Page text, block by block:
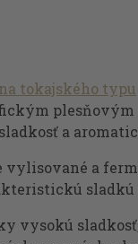
tokajského typu
a
a
vysokú